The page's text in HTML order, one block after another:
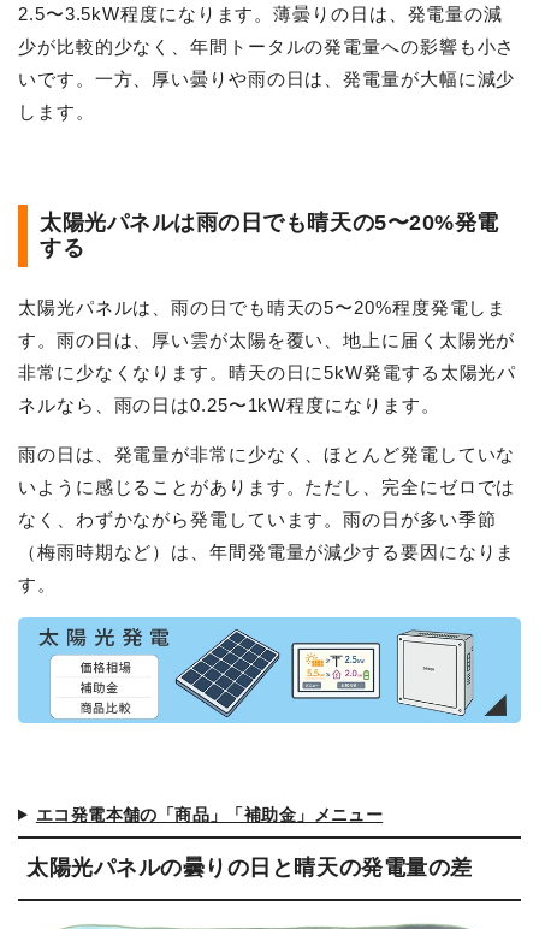
2.5〜3.5kW程度になります。薄曇りの日は、発電量の減
少が比較的少なく、年間トータルの発電量への影響も小さ
いです。一方、厚い曇りや雨の日は、発電量が大幅に減少
します。
太陽光パネルは雨の日でも晴天の5〜20%発電
する
太陽光パネルは、雨の日でも晴天の5〜20%程度発電しま
す。雨の日は、厚い雲が太陽を覆い、地上に届く太陽光が
非常に少なくなります。晴天の日に5kW発電する太陽光パ
ネルなら、雨の日は0.25〜1kW程度になります。
雨の日は、発電量が非常に少なく、ほとんど発電していな
いように感じることがあります。ただし、完全にゼロでは
なく、わずかながら発電しています。雨の日が多い季節
（梅雨時期など）は、年間発電量が減少する要因になりま
す。
エコ発電本舗の「商品」「補助金」メニュー
太陽光パネルの曇りの日と晴天の発電量の差